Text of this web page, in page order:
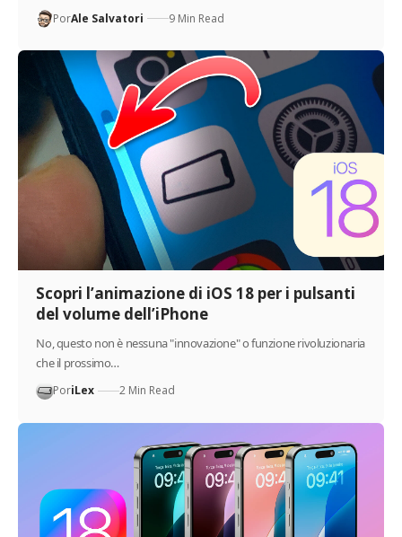
PorAle Salvatori 9 Min Read
Scopri l’animazione di iOS 18 per i pulsanti
del volume dell’iPhone
No, questo non è nessuna "innovazione" o funzione rivoluzionaria
che il prossimo…
PoriLex 2 Min Read